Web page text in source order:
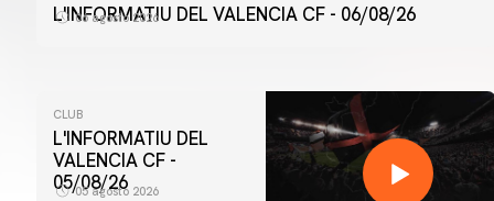
L'INFORMATIU DEL VALENCIA CF - 06/08/26
06 agosto 2026
CLUB
L'INFORMATIU DEL
VALENCIA CF -
05/08/26
05 agosto 2026